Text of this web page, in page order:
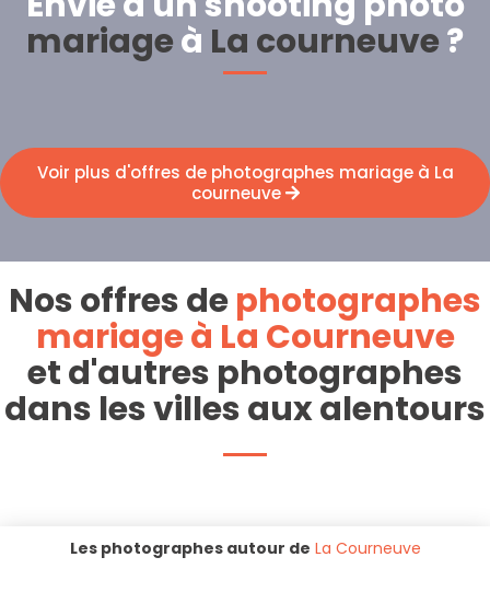
mariageà La courneuve?
Voir plus d'offres de photographes mariage à La
courneuve
Nos offres dephotographes
mariage à La Courneuve
et d'autres photographes
dans les villes aux alentours
Les photographes autour de La Courneuve